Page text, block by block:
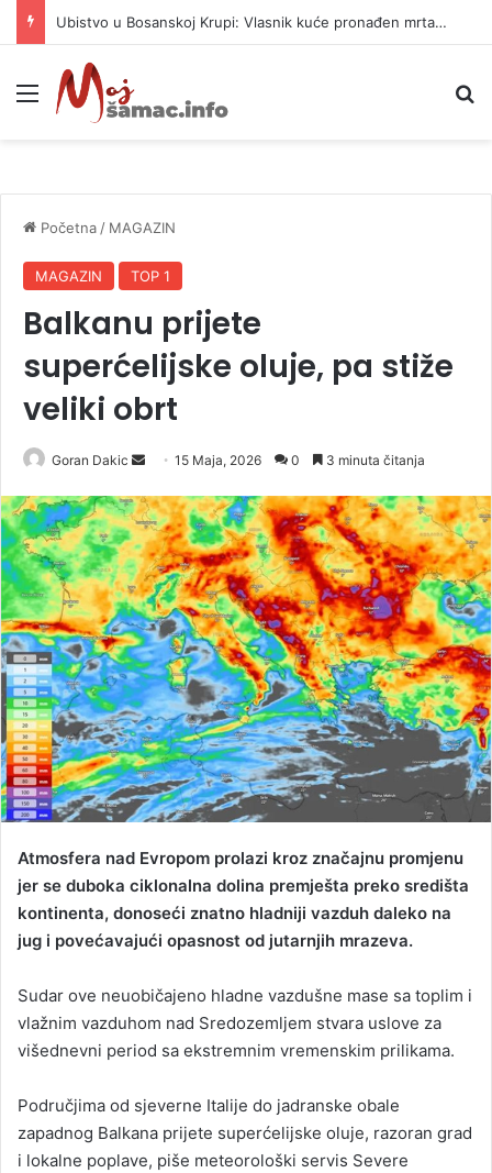
Ubistvo u Bosanskoj Krupi: Vlasnik kuće pronađen mrtav, uhapšen osumnjičeni
Meni
Početna / MAGAZIN
MAGAZIN TOP 1
Balkanu prijete
superćelijske oluje, pa stiže
veliki obrt
Goran Dakic
n
d
a
n
e
m
a
i
l
15 Maja, 2026 0 3 minuta čitanja
Atmosfera nad Evropom prolazi kroz značajnu promjenu
jer se duboka ciklonalna dolina premješta preko središta
kontinenta, donoseći znatno hladniji vazduh daleko na
jug i povećavajući opasnost od jutarnjih mrazeva.
Sudar ove neuobičajeno hladne vazdušne mase sa toplim i
vlažnim vazduhom nad Sredozemljem stvara uslove za
višednevni period sa ekstremnim vremenskim prilikama.
Područjima od sjeverne Italije do jadranske obale
zapadnog Balkana prijete superćelijske oluje, razoran grad
i lokalne poplave, piše meteorološki servis Severe